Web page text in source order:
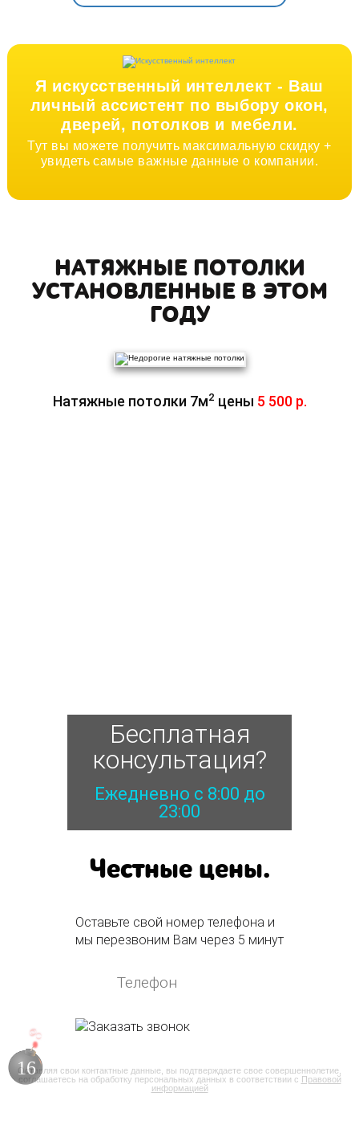
Я искусственный интеллект - Ваш
личный ассистент по выбору окон,
дверей, потолков и мебели.
Тут вы можете получить максимальную скидку +
увидеть самые важные данные о компании.
НАТЯЖНЫЕ ПОТОЛКИ
УСТАНОВЛЕННЫЕ В ЭТОМ
ГОДУ
Натяжные потолки 7м2 цены 5 500 р.
Бесплатная
консультация?
Ежедневно с 8:00 до
23:00
Честные цены.
Оставьте свой номер телефона и
мы перезвоним Вам через 5 минут
Оставляя свои контактные данные, вы подтверждаете свое совершеннолетие,
соглашаетесь на обработку персональных данных в соответствии с Правовой
информацией
15